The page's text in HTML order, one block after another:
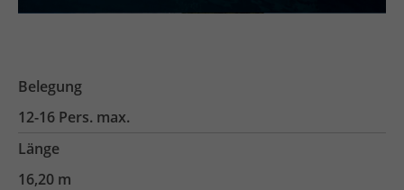
Belegung
12-16 Pers. max.
Länge
16,20 m